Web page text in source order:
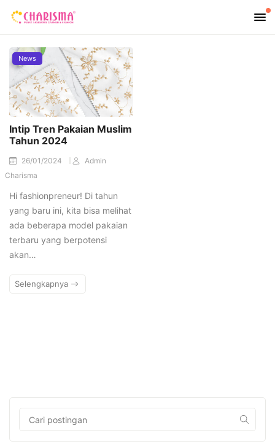
News
Intip Tren Pakaian Muslim
Tahun 2024
26/01/2024
Admin
Charisma
Hi fashionpreneur! Di tahun
yang baru ini, kita bisa melihat
ada beberapa model pakaian
terbaru yang berpotensi
akan…
Selengkapnya